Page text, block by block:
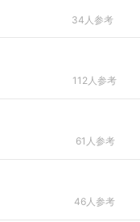
34人参考
112人参考
61人参考
46人参考